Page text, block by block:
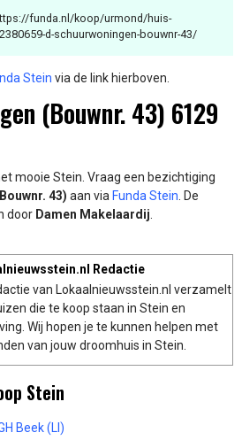
funda.nl/koop/urmond/huis-
d-schuurwoningen-bouwnr-43/
Stein via de link hierboven.
(Bouwnr. 43) 6129
mooie Stein. Vraag een bezichtiging
43) aan via Funda Stein . De
door Damen Makelaardij
Redactie
van Lokaalnieuwsstein.nl verzamelt
die te koop staan in Stein en
Wij hopen je te kunnen helpen met
van jouw droomhuis in Stein.
Stein
Beek (LI)